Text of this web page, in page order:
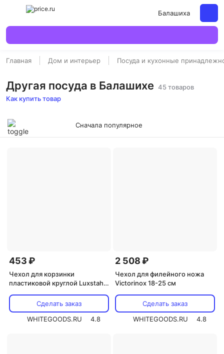
Балашиха
Главная Дом и интерьер Посуда и кухонные
Другая посуда в Балашихе 45 товаров
Как купить товар
Сначала популярное
453 ₽
Чехол для корзинки
пластиковой круглой Luxstahl
Сделать заказ
WHITEGOODS.RU
4.8
2 508 ₽
Чехол для филейного ножа
Victorinox 18-25 см
Сделать заказ
WHITEGOODS.RU
4.8